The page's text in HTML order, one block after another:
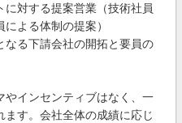
に対する提案営業（技術社員
よる体制の提案）
なる下請会社の開拓と要員の
やインセンティブはなく、一
す。会社全体の成績に応じ